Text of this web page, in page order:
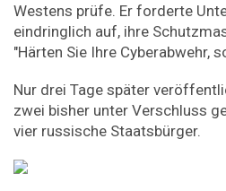
Westens prüfe. Er forderte
eindringlich auf, ihre
"Härten Sie Ihre Cyberabwehr,
Nur drei Tage später
zwei bisher unter Verschluss
vier russische Staatsbürger.